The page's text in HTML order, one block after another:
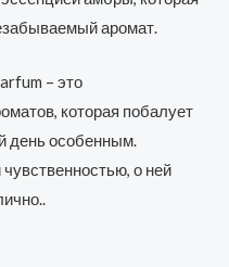
аромат.
– это
которая побалует
день особенным.
о ней